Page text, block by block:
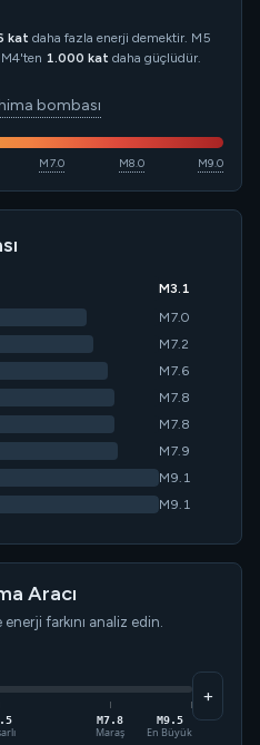
kat daha fazla enerji demektir. M5
1.000 kat daha güçlüdür.
bombası
M7.0 M8.0 M9.0
M3.1
M7.0
M7.2
M7.6
M7.8
M7.8
M7.9
M9.1
M9.1
Aracı
enerji farkını analiz edin.
M7.8
Maraş
M9.5
En Büyük
+